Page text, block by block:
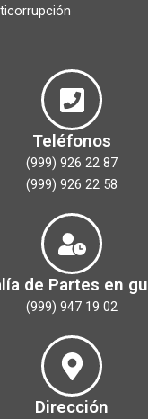
Teléfonos
(999) 926 22 87
(999) 926 22 58
de Partes en
(999) 947 19 02
Dirección